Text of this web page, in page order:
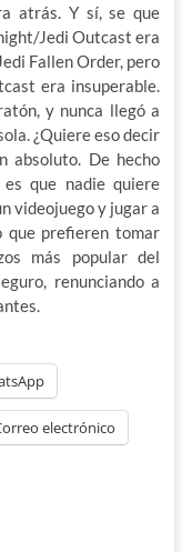
atrás. Y sí, se que
Jedi Outcast era
Fallen Order, pero
era insuperable.
y nunca llegó a
¿Quiere eso decir
absoluto. De hecho
que nadie quiere
videojuego y jugar a
que prefieren tomar
más popular del
renunciando a
electrónico